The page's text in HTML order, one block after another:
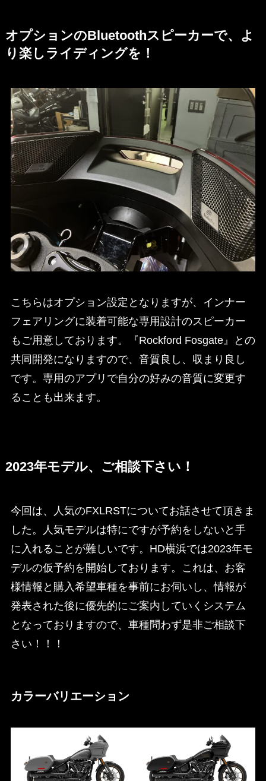
オプションのBluetoothスピーカーで、よ
り楽しライディングを！
こちらはオプション設定となりますが、インナー
フェアリングに装着可能な専用設計のスピーカー
もご用意しております。『Rockford Fosgate』との
共同開発になりますので、音質良し、収まり良し
です。専用のアプリで自分の好みの音質に変更す
ることも出来ます。
2023年モデル、ご相談下さい！
今回は、人気のFXLRSTについてお話させて頂きま
した。人気モデルは特にですが予約をしないと手
に入れることが難しいです。HD横浜では2023年モ
デルの仮予約を開始しております。これは、お客
様情報と購入希望車種を事前にお伺いし、情報が
発表された後に優先的にご案内していくシステム
となっておりますので、車種問わず是非ご相談下
さい！！！
カラーバリエーション